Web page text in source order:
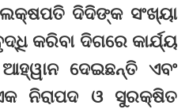
ଦିଦିଙ୍କ ସଂଖ୍ୟା
କରିବା ଦିଗରେ କାର୍ଯ୍ୟ
ଦେଇଛନ୍ତି ଏବଂ
ନିରାପଦ ଓ ସୁରକ୍ଷିତ